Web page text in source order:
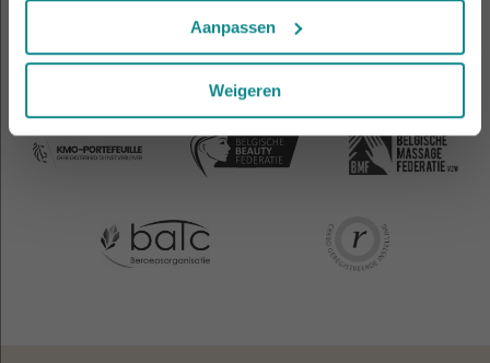
Aanpassen
Weigeren